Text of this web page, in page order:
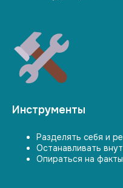
Инструменты
Разделять себя и
Останавливать
Опираться на
Этот
для тебя,
от успехов и
Часто включается
внутренний критик